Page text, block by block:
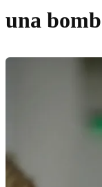
una